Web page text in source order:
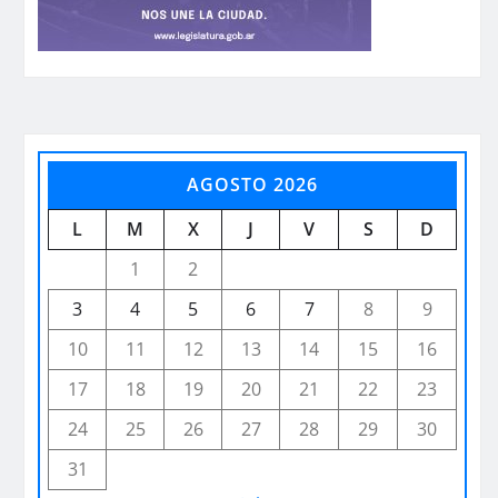
AGOSTO 2026
L
M X J V S
D
1
2
3
4 5 6 7 8
9
10
11 12 13 14 15
16
17
18 19 20 21 22
23
24
25 26 27 28 29
30
31